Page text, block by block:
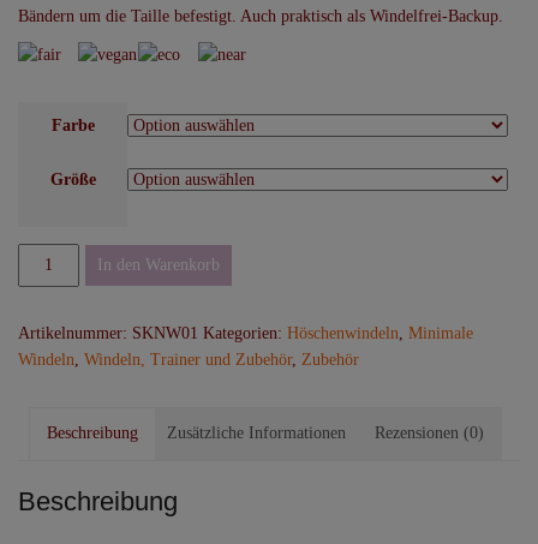
Bändern um die Taille befestigt. Auch praktisch als Windelfrei-Backup.
Farbe
Größe
Storchenkinder
(Bindewindel),
bio
In den Warenkorb
Artikelnummer: SKNW01 Kategorien: Höschenwindeln Minimale
Windeln Windeln, Trainer und Zubehör, Zubehör
Beschreibung Zusätzliche Informationen Rezensionen (0)
Beschreibung